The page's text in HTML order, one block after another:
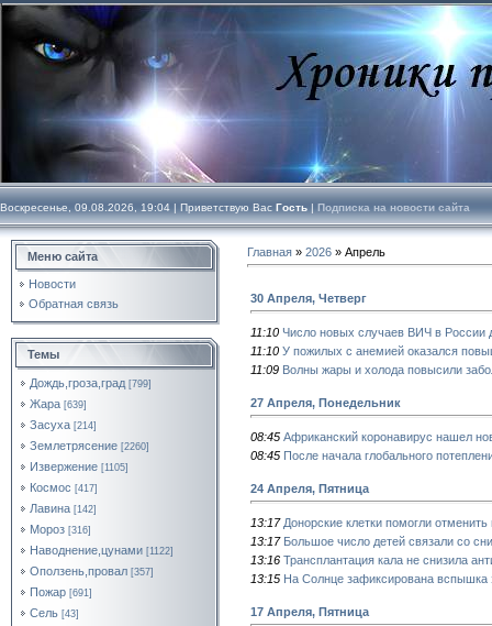
Воскресенье, 09.08.2026, 19:04 | Приветствую Вас Гость | Подписка на новости сайта
Меню сайта
Новости
Обратная связь
Темы
Дождь,гроза,град [799]
Жара [639]
Засуха [214]
Землетрясение [2260]
Извержение [1105]
Космос [417]
Лавина [142]
Мороз [316]
Наводнение,цунами [1122]
Оползень,провал [357]
Пожар [691]
Сель [43]
Главная » 2026 » Апрель
30 Апреля, Четверг
11:10 Число новых случаев ВИЧ в России
11:10 У пожилых с анемией оказался
11:09 Волны жары и холода повысили
27 Апреля, Понедельник
08:45 Африканский коронавирус нашел
08:45 После начала глобального
24 Апреля, Пятница
13:17 Донорские клетки помогли
13:17 Большое число детей связали со
13:16 Трансплантация кала не снизила
13:15 На Солнце зафиксирована вспышка
17 Апреля, Пятница